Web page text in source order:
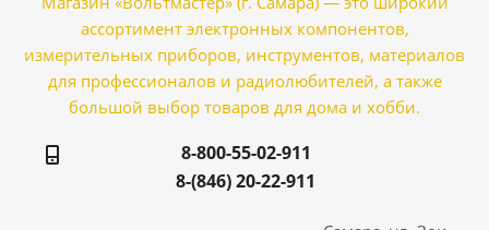
ассортимент электронных компонентов,
измерительных приборов, инструментов, материалов
для профессионалов и радиолюбителей, а также
большой выбор товаров для дома и хобби.
8-800-55-02-911
8-(846) 20-22-911